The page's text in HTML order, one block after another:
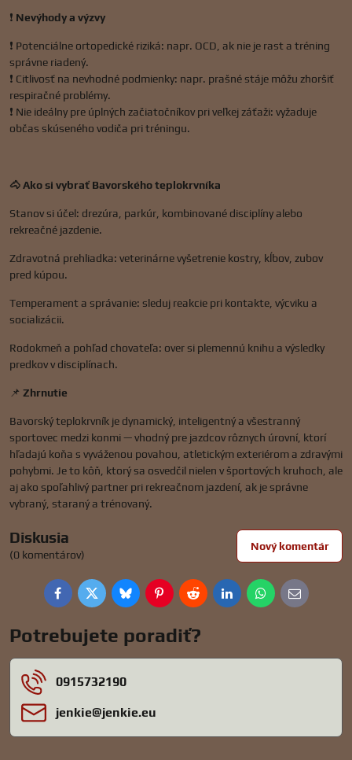
❗ Nevýhody a výzvy
❗ Potenciálne ortopedické riziká: napr. OCD, ak nie je rast a tréning
správne riadený.
❗ Citlivosť na nevhodné podmienky: napr. prašné stáje môžu zhoršiť
respiračné problémy.
❗ Nie ideálny pre úplných začiatočníkov pri veľkej záťaži: vyžaduje
občas skúseného vodiča pri tréningu.
🐴 Ako si vybrať Bavorského teplokrvníka
Stanov si účel: drezúra, parkúr, kombinované disciplíny alebo
rekreačné jazdenie.
Zdravotná prehliadka: veterinárne vyšetrenie kostry, kĺbov, zubov
pred kúpou.
Temperament a správanie: sleduj reakcie pri kontakte, výcviku a
socializácii.
Rodokmeň a pohľad chovateľa: over si plemennú knihu a výsledky
predkov v disciplínach.
📌 Zhrnutie
Bavorský teplokrvník je dynamický, inteligentný a všestranný
sportovec medzi konmi — vhodný pre jazdcov rôznych úrovní, ktorí
hľadajú koňa s vyváženou povahou, atletickým exteriérom a zdravými
pohybmi. Je to kôň, ktorý sa osvedčil nielen v športových kruhoch, ale
aj ako spoľahlivý partner pri rekreačnom jazdení, ak je správne
vybraný, staraný a trénovaný.
Diskusia
(0 komentárov)
Nový komentár
FacebookTwitterBlueskyPinterestRedditLinkedInWhatsApp
E-
mail
Potrebujete poradiť?
0915732190
jenkie​@jenkie​.eu